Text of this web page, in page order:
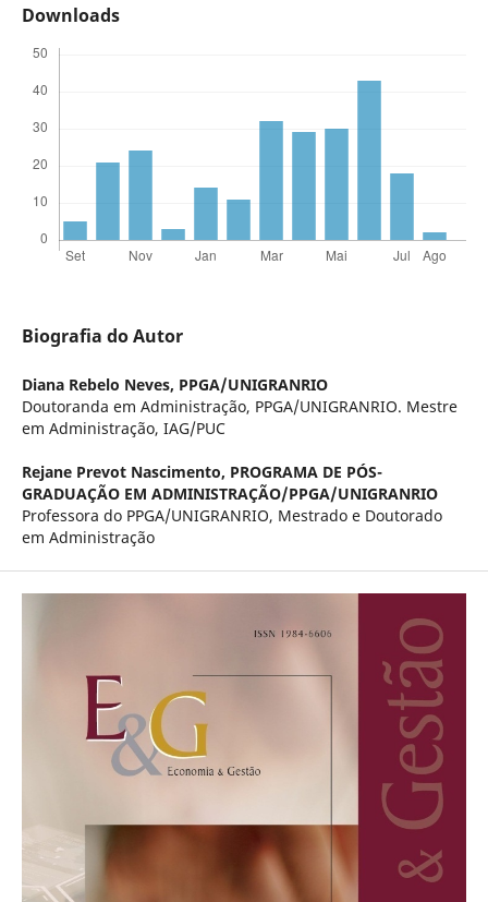
Downloads
Biografia do Autor
Diana Rebelo Neves, PPGA/UNIGRANRIO
Doutoranda em Administração, PPGA/UNIGRANRIO. Mestre
em Administração, IAG/PUC
Rejane Prevot Nascimento, PROGRAMA DE PÓS-
GRADUAÇÃO EM ADMINISTRAÇÃO/PPGA/UNIGRANRIO
Professora do PPGA/UNIGRANRIO, Mestrado e Doutorado
em Administração